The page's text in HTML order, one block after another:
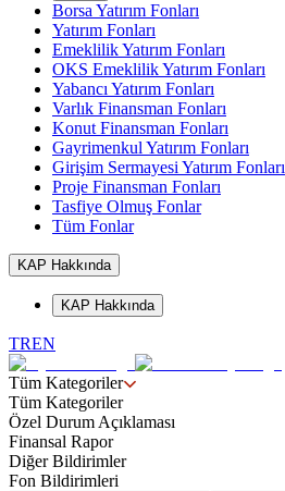
Borsa Yatırım Fonları
Yatırım Fonları
Emeklilik Yatırım Fonları
OKS Emeklilik Yatırım Fonları
Yabancı Yatırım Fonları
Varlık Finansman Fonları
Konut Finansman Fonları
Gayrimenkul Yatırım Fonları
Girişim Sermayesi Yatırım Fonları
Proje Finansman Fonları
Tasfiye Olmuş Fonlar
Tüm Fonlar
KAP Hakkında
KAP Hakkında
TREN
Tüm Kategoriler
Tüm Kategoriler
Özel Durum Açıklaması
Finansal Rapor
Diğer Bildirimler
Fon Bildirimleri